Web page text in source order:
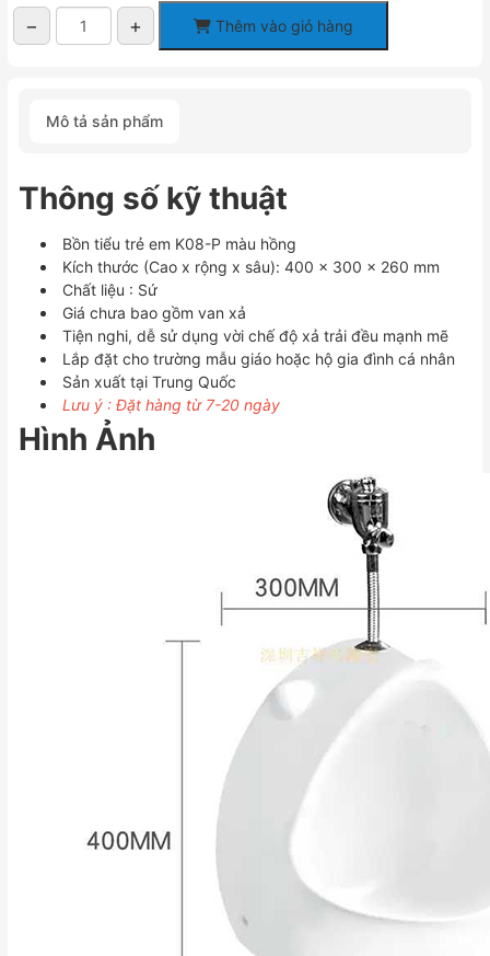
K08-
hồng
lượng
− + Thêm vào giỏ hàng
Mô tả sản phẩm
Thông số kỹ thuật
Bồn tiểu trẻ em K08-P màu hồng
Kích thước (Cao x rộng x sâu): 400 x 300 x 260 mm
Chất liệu : Sứ
Giá chưa bao gồm van xả
Tiện nghi, dễ sử dụng vời chế độ xả trải đều mạnh mẽ
Lắp đặt cho trường mẫu giáo hoặc hộ gia đình cá nhân
Sản xuất tại Trung Quốc
Lưu ý : Đặt hàng từ 7-20 ngày
Hình Ảnh